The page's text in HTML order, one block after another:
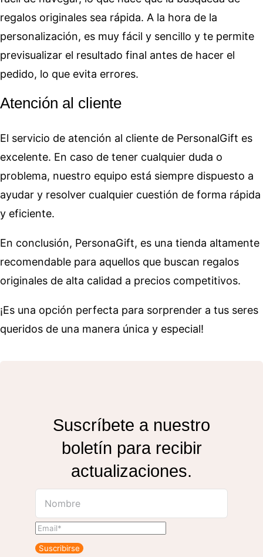
regalos originales sea rápida. A la hora de la
personalización, es muy fácil y sencillo y te permite
previsualizar el resultado final antes de hacer el
pedido, lo que evita errores.
Atención al cliente
El servicio de atención al cliente de PersonalGift es
excelente. En caso de tener cualquier duda o
problema, nuestro equipo está siempre dispuesto a
ayudar y resolver cualquier cuestión de forma rápida
y eficiente.
En conclusión, PersonaGift, es una tienda altamente
recomendable para aquellos que buscan regalos
originales de alta calidad a precios competitivos.
¡Es una opción perfecta para sorprender a tus seres
queridos de una manera única y especial!
Suscríbete a nuestro
boletín para recibir
actualizaciones.
Suscribirse